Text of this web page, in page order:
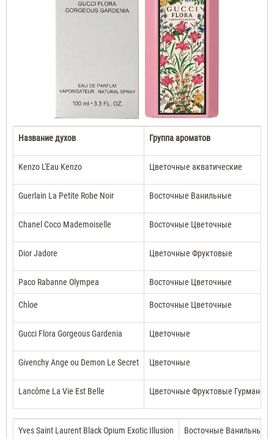
Название духов Группа ароматов
Kenzo L'Eau Kenzo Цветочные акватические
Guerlain La Petite Robe Noir Восточные Ванильные
Chanel Coco Mademoiselle Восточные Цветочные
Dior Jadore Цветочные Фруктовые
Paco Rabanne Olympea Восточные Цветочные
Chloe Восточные Цветочные
Gucci Flora Gorgeous Gardenia Цветочные
Givenchy Ange ou Demon Le Secret Цветочные
Lancôme La Vie Est Belle Цветочные Фруктовые
Yves Saint Laurent Black Opium Exotic Illusion Восточные Ванильные